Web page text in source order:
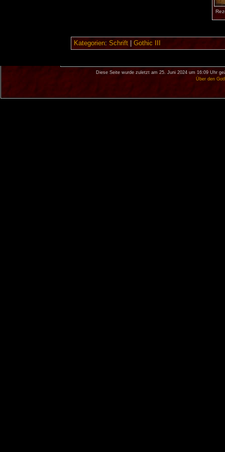
Kategorien: Schrift| Gothic III
Diese Seite wurde zuletzt am 25. Juni 2024 um 16:09 Uhr
Über den